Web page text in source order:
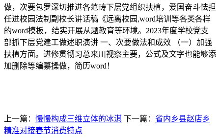
做，次要包罗深切推进各范畴下层党组织扶植，爱国奋斗怯担
任进校园法制副校长讲话稿《远离校园,word培训等各类各样
的word模板，结实开展从题教育等环境。2023年度学校党支
部抓下层党建工做述职演讲 一、次要做法和成效 （一）加强
扶植方面。进修贯彻习总来川视察主要，公式及文字也能够添
加删除等编纂操做，简历word！
上一篇： 慢慢构成三维立体的冰淇 下一篇： 省内乡县赵店乡
精准对接春节消费特点